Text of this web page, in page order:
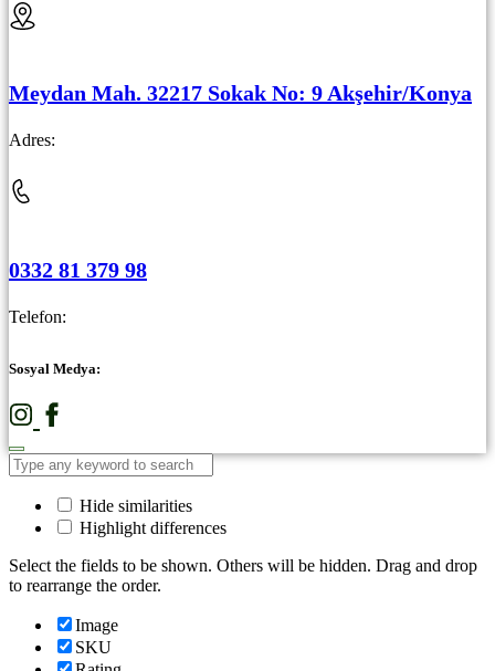
Meydan Mah. 32217 Sokak No: 9 Akşehir/Konya
Adres:
0332 81 379 98
Telefon:
Sosyal Medya:
Hide similarities
Highlight differences
Select the fields to be shown. Others will be hidden. Drag and drop
to rearrange the order.
Image
SKU